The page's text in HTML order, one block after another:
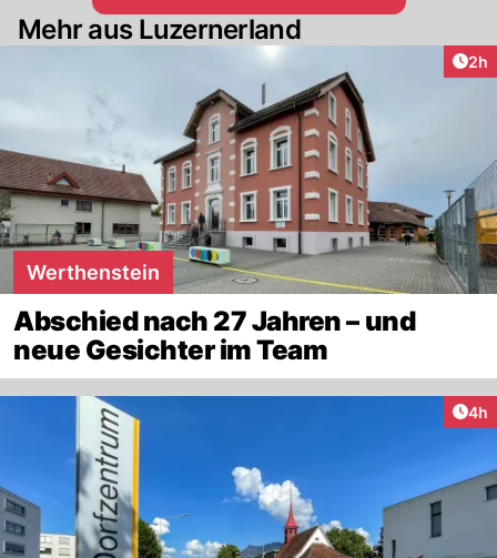
Mehr aus Luzernerland
2h
Werthenstein
Abschied nach 27 Jahren – und
neue Gesichter im Team
4h